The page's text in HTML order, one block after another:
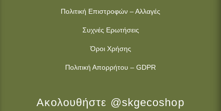
Πολιτική Επιστροφών – Αλλαγές
Συχνές Ερωτήσεις
Όροι Χρήσης
Πολιτική Απορρήτου – GDPR
Ακολουθήστε @skgecoshop